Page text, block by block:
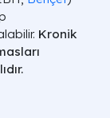
Kronik